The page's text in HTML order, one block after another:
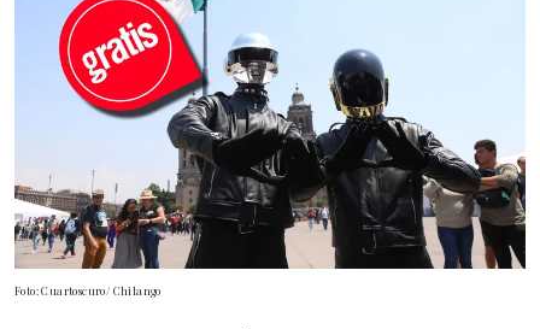
Foto: Cuartoscuro/ Chilango